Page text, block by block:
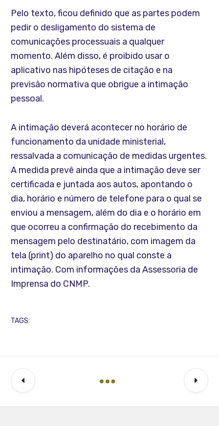
Pelo texto, ficou definido que as partes podem
pedir o desligamento do sistema de
comunicações processuais a qualquer
momento. Além disso, é proibido usar o
aplicativo nas hipóteses de citação e na
previsão normativa que obrigue a intimação
pessoal.
A intimação deverá acontecer no horário de
funcionamento da unidade ministerial,
ressalvada a comunicação de medidas urgentes.
A medida prevê ainda que a intimação deve ser
certificada e juntada aos autos, apontando o
dia, horário e número de telefone para o qual se
enviou a mensagem, além do dia e o horário em
que ocorreu a confirmação do recebimento da
mensagem pelo destinatário, com imagem da
tela (print) do aparelho no qual conste a
intimação. Com informações da Assessoria de
Imprensa do CNMP.
TAGS: